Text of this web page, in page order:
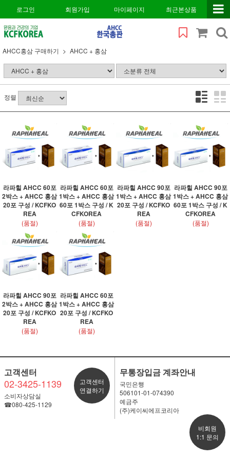
로그인 회원가입 마이페이지 최근본상품
AHCC홍삼 구매하기 AHCC + 홍삼
정렬
라파힐 AHCC 60포
2박스 + AHCC 홍삼
20포 구성 / KCFKO
REA
(품절)
라파힐 AHCC 60포
1박스 + AHCC 홍삼
60포 1박스 구성 / K
CFKOREA
(품절)
라파힐 AHCC 90포
1박스 + AHCC 홍삼
20포 구성 / KCFKO
REA
(품절)
라파힐 AHCC 90포
1박스 + AHCC 홍삼
60포 1박스 구성 / K
CFKOREA
(품절)
라파힐 AHCC 90포
2박스 + AHCC 홍삼
20포 구성 / KCFKO
REA
(품절)
라파힐 AHCC 60포
1박스 + AHCC 홍삼
20포 구성 / KCFKO
REA
(품절)
고객센터
02-3425-1139
소비자상담실
☎080-425-1129
고객센터
연결하기
무통장입금 계좌안내
국민은행
506101-01-074390
예금주
(주)케이씨에프코리아
비회원
1:1 문의